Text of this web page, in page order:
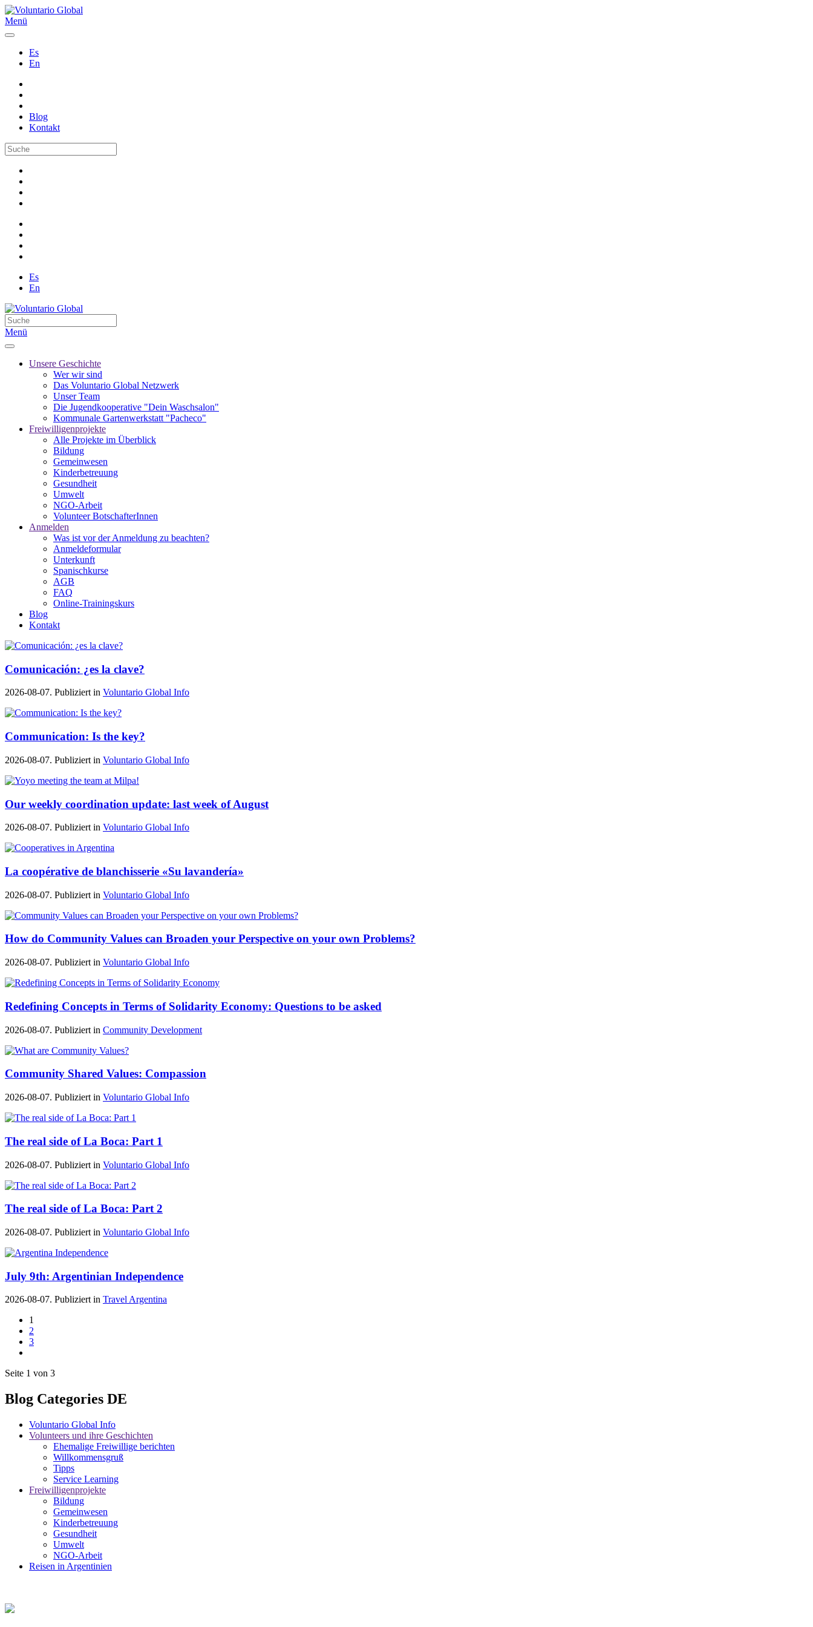
Menü
Es
En
Blog
Kontakt
Es
En
Menü
Unsere Geschichte
Wer wir sind
Das Voluntario Global Netzwerk
Unser Team
Die Jugendkooperative "Dein Waschsalon"
Kommunale Gartenwerkstatt "Pacheco"
Freiwilligenprojekte
Alle Projekte im Überblick
Bildung
Gemeinwesen
Kinderbetreuung
Gesundheit
Umwelt
NGO-Arbeit
Volunteer BotschafterInnen
Anmelden
Was ist vor der Anmeldung zu beachten?
Anmeldeformular
Unterkunft
Spanischkurse
AGB
FAQ
Online-Trainingskurs
Blog
Kontakt
Comunicación: ¿es la clave?
2026-08-07. Publiziert in Voluntario Global Info
Communication: Is the key?
2026-08-07. Publiziert in Voluntario Global Info
Our weekly coordination update: last week of August
2026-08-07. Publiziert in Voluntario Global Info
La coopérative de blanchisserie «Su lavandería»
2026-08-07. Publiziert in Voluntario Global Info
How do Community Values can Broaden your Perspective on your own Problems?
2026-08-07. Publiziert in Voluntario Global Info
Redefining Concepts in Terms of Solidarity Economy: Questions to be asked
2026-08-07. Publiziert in Community Development
Community Shared Values: Compassion
2026-08-07. Publiziert in Voluntario Global Info
The real side of La Boca: Part 1
2026-08-07. Publiziert in Voluntario Global Info
The real side of La Boca: Part 2
2026-08-07. Publiziert in Voluntario Global Info
July 9th: Argentinian Independence
2026-08-07. Publiziert in Travel Argentina
1
2
3
Seite 1 von 3
Blog Categories DE
Voluntario Global Info
Volunteers und ihre Geschichten
Ehemalige Freiwillige berichten
Willkommensgruß
Tipps
Service Learning
Freiwilligenprojekte
Bildung
Gemeinwesen
Kinderbetreuung
Gesundheit
Umwelt
NGO-Arbeit
Reisen in Argentinien